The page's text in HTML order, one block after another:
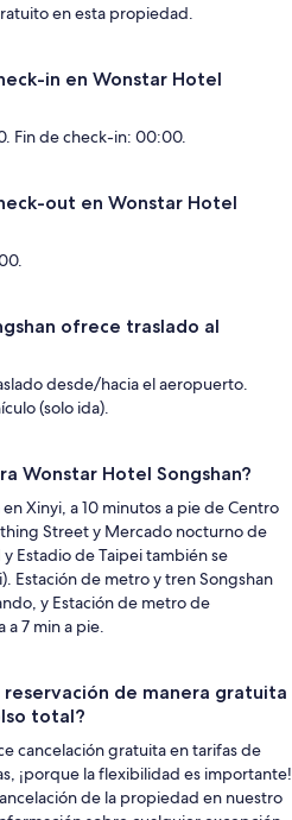
en esta propiedad.
in en Wonstar Hotel
Fin de check-in: 00:00.
out en Wonstar Hotel
ofrece traslado al
desde/hacia el aeropuerto.
(solo ida).
Wonstar Hotel Songshan?
Xinyi, a 10 minutos a pie de Centro
Street y Mercado nocturno de
y Estadio de Taipei también se
Estación de metro y tren Songshan
y Estación de metro de
a 7 min a pie.
reservación de manera gratuita
total?
cancelación gratuita en tarifas de
¡porque la flexibilidad es importante!
de la propiedad en nuestro